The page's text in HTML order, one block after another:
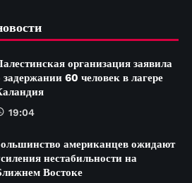
организация заявила
задержании 60 человек в лагере
19:04
американцев ожидают
нестабильности на
Востоке